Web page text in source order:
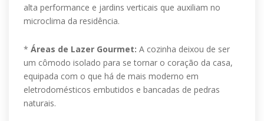
alta performance e jardins verticais que auxiliam no
microclima da residência.
* Áreas de Lazer Gourmet: A cozinha deixou de ser
um cômodo isolado para se tornar o coração da casa,
equipada com o que há de mais moderno em
eletrodomésticos embutidos e bancadas de pedras
naturais.